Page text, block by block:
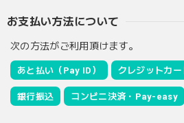
お支払い方法について
次の方法がご利用頂けます。
あと払い（Pay ID） クレジットカー
銀行振込 コンビニ決済・Pay-easy